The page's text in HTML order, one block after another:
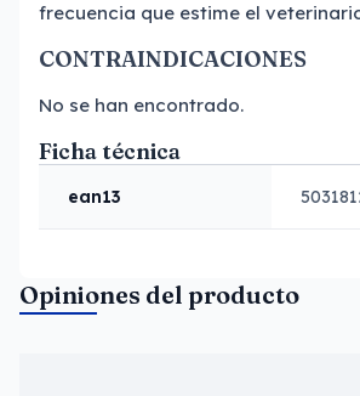
frecuencia que estime el
CONTRAINDICACIONES
No se han encontrado.
Ficha técnica
ean13
Opiniones del producto